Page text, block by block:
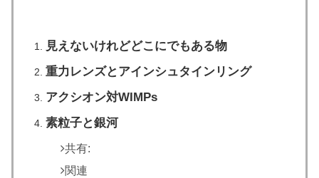
見えないけれどどこにでもある物
重力レンズとアインシュタインリング
アクシオン対WIMPs
素粒子と銀河
共有:
関連